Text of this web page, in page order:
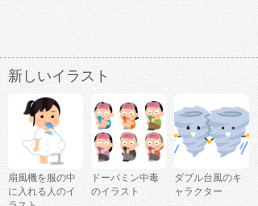
新しいイラスト
扇風機を服の中
に入れる人のイ
ドーパミン中毒
のイラスト
ダブル台風のキ
ャラクター